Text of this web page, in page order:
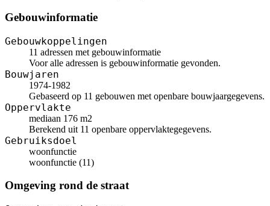
Gebouwinformatie
Gebouwkoppelingen
11 adressen met gebouwinformatie
Voor alle adressen is gebouwinformatie gevonden.
Bouwjaren
1974-1982
Gebaseerd op 11 gebouwen met openbare bouwjaargegevens.
Oppervlakte
mediaan 176 m2
Berekend uit 11 openbare oppervlaktegegevens.
Gebruiksdoel
woonfunctie
woonfunctie (11)
Omgeving rond de straat